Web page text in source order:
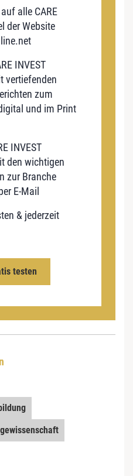
alle CARE
der Website
INVEST
vertiefenden
zum
und im Print
INVEST
den wichtigen
zur Branche
E-Mail
& jederzeit
testen